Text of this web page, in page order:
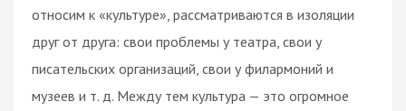
относим к «культуре», рассматриваются в изоляции
друг от друга: свои проблемы у театра, свои у
писательских организаций, свои у филармоний и
музеев и т. д. Между тем культура — это огромное